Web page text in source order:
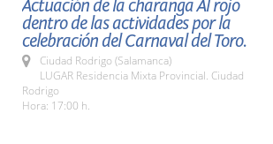
Actuación de la charanga Al rojo
dentro de las actividades por la
celebración del Carnaval del Toro.
Ciudad Rodrigo (Salamanca)
LUGAR Residencia Mixta Provincial. Ciudad
Rodrigo
Hora: 17:00 h.